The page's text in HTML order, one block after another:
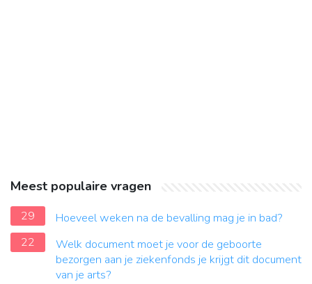
Meest populaire vragen
29
Hoeveel weken na de bevalling mag je in bad?
22
Welk document moet je voor de geboorte
bezorgen aan je ziekenfonds je krijgt dit document
van je arts?